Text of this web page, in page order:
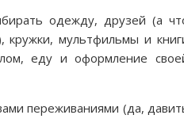
одежду, друзей (а
кружки, мультфильмы и
еду и оформление
переживаниями (да,